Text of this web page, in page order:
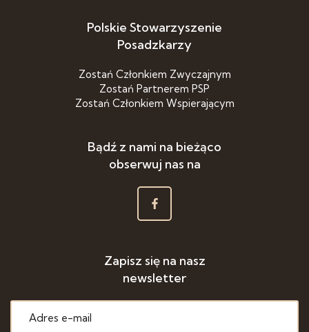
Polskie Stowarzyszenie
Posadzkarzy
Zostań Członkiem Zwyczajnym
Zostań Partnerem PSP
Zostań Członkiem Wspierającym
Bądź z nami na bieżąco
obserwuj nas na
Zapisz się na nasz
newsletter